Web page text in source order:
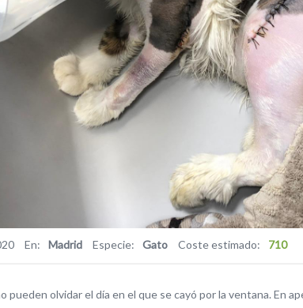
En: Madrid Especie: Gato Coste estimado: 710
pueden olvidar el día en el que se cayó por la ventana. En